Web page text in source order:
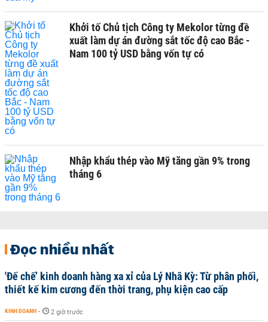
Khởi tố Chủ tịch Công ty Mekolor từng đề
xuất làm dự án đường sắt tốc độ cao Bắc -
Nam 100 tỷ USD bằng vốn tự có
Nhập khẩu thép vào Mỹ tăng gần 9% trong
tháng 6
Đọc nhiều nhất
'Đế chế’ kinh doanh hàng xa xỉ của Lý Nhã Kỳ: Từ phân phối,
thiết kế kim cương đến thời trang, phụ kiện cao cấp
KINH DOANH - 2 giờ trước